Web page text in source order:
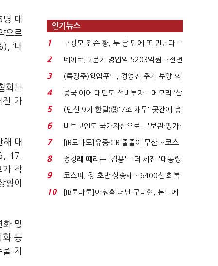
명 대
으로
‘내
회는
진 가
해 대
17.
가 작
황이
화 및
화 등
지
인기뉴스
1
구광모-젠슨 황, 두 달 만에 또 만난다…
로봇·AI 등 논...
2
네이버, 2분기 영업익 5203억원…전년
비 0.2% 감소...
3
(특징주)윙입푸드, 경영진 주가 부양 의
지에 상한가...
4
중국 이어 대만도 설비투자…메모리 ‘삼
국전쟁’
5
(민선 9기 한달)③'7조 채무' 곳간에 충
격…추미애, 20년...
6
비트코인도 국가자산으로…'보관·평가·
처분' 기준은 ...
7
[IB토마토]유증·CB 줄줄이 무산…코스
닥 벌점 급증에 ...
8
정청래 때리는 '김용'…더 세진 '대통령
최측근' 입...
9
코스피, 장 초반 상승세…6400선 회복
시도
10
[IB토마토]아워홈 떠난 구미현, 본느에